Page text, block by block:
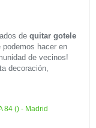
de quitar gotele
podemos hacer en
de vecinos!
decoración,
84 () - Madrid